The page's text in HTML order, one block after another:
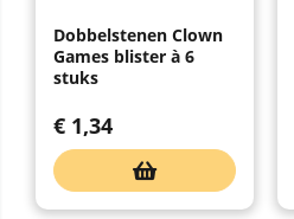
Dobbelstenen Clown
Games blister à 6
stuks
€ 1,34